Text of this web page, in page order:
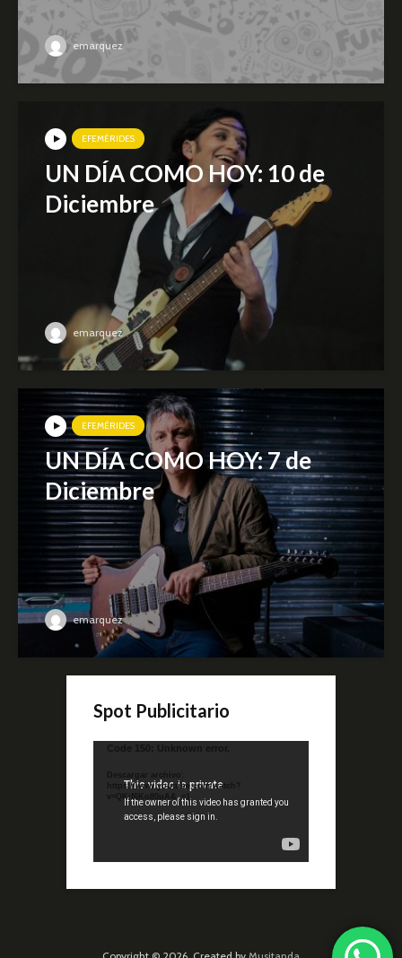
emarquez
EFEMÉRIDES
UN DÍA COMO HOY: 10 de
Diciembre
emarquez
EFEMÉRIDES
UN DÍA COMO HOY: 7 de
Diciembre
emarquez
Spot Publicitario
Reproductor
video
Code 150: Unknown error.
Descargar archivo:
https://www.youtube.com/watch?
v=QKif6Ko80uA&_=1